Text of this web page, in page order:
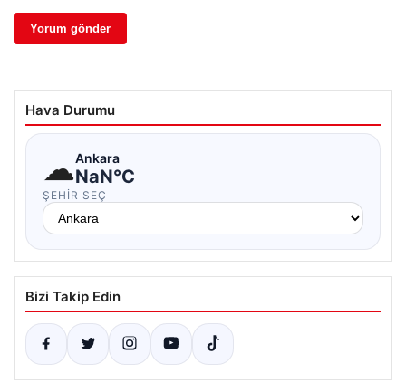
Hava Durumu
☁Ankara
NaN°C
ŞEHIR SEÇ
Bizi Takip Edin